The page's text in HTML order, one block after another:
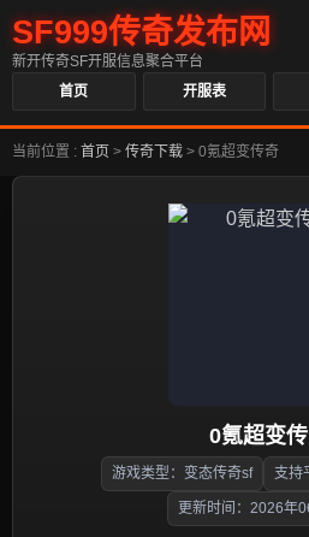
SF999传奇发布网
新开传奇SF开服信息聚合平台
首页
开服表
当前位置 : 首页 > 传奇下载 > 0氪超变传奇
0氪超变
游戏类型：变态传奇sf 支持
更新时间：2026年